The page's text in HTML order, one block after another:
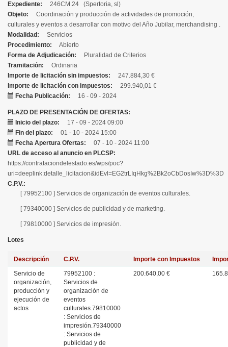
Expediente
246CM.24 (Spertoria, sl)
Objeto
Coordinación y producción de actividades de promoción,
culturales y eventos a desarrollar con motivo del Año Jubilar, merchandising .
Modalidad
Servicios
Procedimiento
Abierto
Forma de Adjudicación
Pluralidad de Criterios
Tramitación
Ordinaria
Importe de licitación sin impuestos
247.884,30 €
Importe de licitación con impuestos
299.940,01 €
Fecha Publicación
16 - 09 - 2024
PLAZO DE PRESENTACIÓN DE OFERTAS
Inicio del plazo
17 - 09 - 2024 09:00
Fin del plazo
01 - 10 - 2024 15:00
Fecha Apertura Ofertas
07 - 10 - 2024 11:00
URL de acceso al anuncio en PLCSP
https://contrataciondelestado.es/wps/poc?
uri=deeplink:detalle_licitacion&idEvl=EG2trLIqHkg%2Bk2oCbDosIw%3D%3D
C.P.V.
[ 79952100 ] Servicios de organización de eventos culturales.
[ 79340000 ] Servicios de publicidad y de marketing.
[ 79810000 ] Servicios de impresión.
Lotes
Descripción C.P.V. Importe con Impuestos
Servicio de
organización,
producción y
ejecución de
actos
79952100 :
Servicios de
organización de
eventos
culturales.79810000
: Servicios de
impresión.79340000
: Servicios de
publicidad y de
200.640,00 €